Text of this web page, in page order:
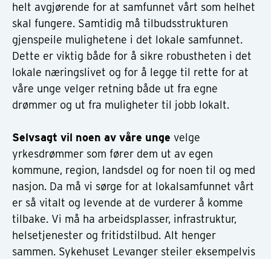
helt avgjørende for at samfunnet vårt som helhet
skal fungere. Samtidig må tilbudsstrukturen
gjenspeile mulighetene i det lokale samfunnet.
Dette er viktig både for å sikre robustheten i det
lokale næringslivet og for å legge til rette for at
våre unge velger retning både ut fra egne
drømmer og ut fra muligheter til jobb lokalt.
Selvsagt vil noen av våre unge velge
yrkesdrømmer som fører dem ut av egen
kommune, region, landsdel og for noen til og med
nasjon. Da må vi sørge for at lokalsamfunnet vårt
er så vitalt og levende at de vurderer å komme
tilbake. Vi må ha arbeidsplasser, infrastruktur,
helsetjenester og fritidstilbud. Alt henger
sammen. Sykehuset Levanger steiler eksempelvis